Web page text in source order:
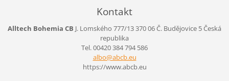
Kontakt
Alltech Bohemia CB J. Lomského 777/13370 06 Č. Budějovice 5Česká
republika
Tel. 00420 384 794 586
albo@abcb.eu
https://www.abcb.eu